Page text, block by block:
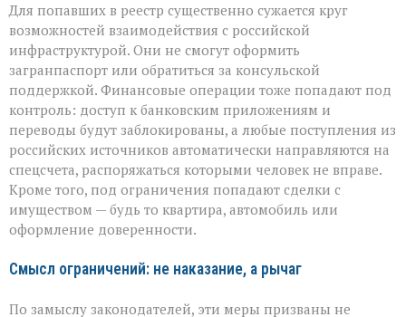
Для попавших в реестр существенно сужается круг
возможностей взаимодействия с российской
инфраструктурой. Они не смогут оформить
загранпаспорт или обратиться за консульской
поддержкой. Финансовые операции тоже попадают под
контроль: доступ к банковским приложениям и
переводы будут заблокированы, а любые поступления из
российских источников автоматически направляются на
спецсчета, распоряжаться которыми человек не вправе.
Кроме того, под ограничения попадают сделки с
имуществом — будь то квартира, автомобиль или
оформление доверенности.
Смысл ограничений: не наказание, а рычаг
По замыслу законодателей, эти меры призваны не